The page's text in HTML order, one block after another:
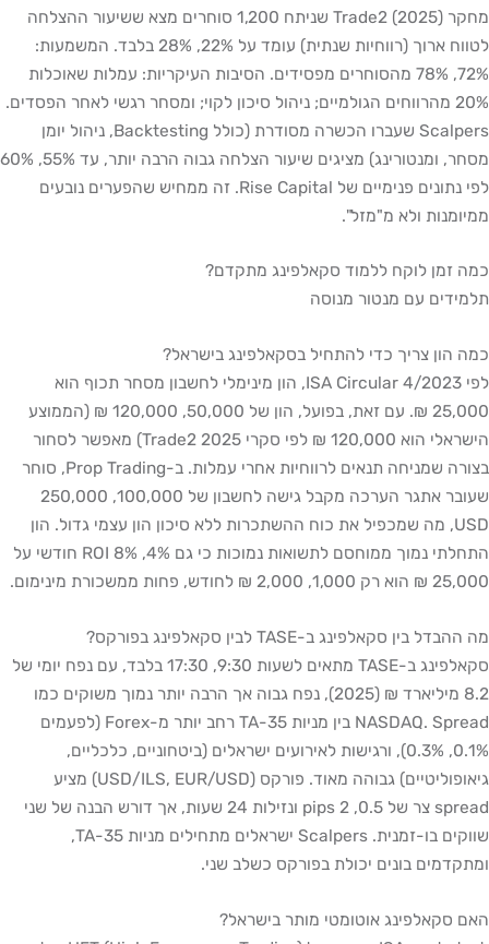
מחקר Trade2 (2025) שניתח 1,200 סוחרים מצא ששיעור ההצלחה
לטווח ארוך (רווחיות שנתית) עומד על 22%, 28% בלבד. המשמעות:
72%, 78% מהסוחרים מפסידים. הסיבות העיקריות: עמלות שאוכלות
20% מהרווחים הגולמיים; ניהול סיכון לקוי; ומסחר רגשי לאחר הפסדים.
Scalpers שעברו הכשרה מסודרת (כולל Backtesting, ניהול יומן
מסחר, ומנטורינג) מציגים שיעור הצלחה גבוה הרבה יותר, עד 55%, 60%
לפי נתונים פנימיים של Rise Capital. זה ממחיש שהפערים נובעים
ממיומנות ולא מ"מזל".
כמה זמן לוקח ללמוד סקאלפינג מתקדם?
תלמידים עם מנטור מנוסה
כמה הון צריך כדי להתחיל בסקאלפינג בישראל?
לפי ISA Circular 4/2023, הון מינימלי לחשבון מסחר תכוף הוא
25,000 ₪. עם זאת, בפועל, הון של 50,000, 120,000 ₪ (הממוצע
הישראלי הוא 120,000 ₪ לפי סקרי Trade2 2025) מאפשר לסחור
בצורה שמניחה תנאים לרווחיות אחרי עמלות. ב-Prop Trading, סוחר
שעובר אתגר הערכה מקבל גישה לחשבון של 100,000, 250,000
USD, מה שמכפיל את כוח ההשתכרות ללא סיכון הון עצמי גדול. הון
התחלתי נמוך ממוחסם לתשואות נמוכות כי גם 4%, 8% ROI חודשי על
25,000 ₪ הוא רק 1,000, 2,000 ₪ לחודש, פחות ממשכורת מינימום.
מה ההבדל בין סקאלפינג ב-TASE לבין סקאלפינג בפורקס?
סקאלפינג ב-TASE מתאים לשעות 9:30, 17:30 בלבד, עם נפח יומי של
8.2 מיליארד ₪ (2025), נפח גבוה אך הרבה יותר נמוך משוקים כמו
NASDAQ. Spread בין מניות TA-35 רחב יותר מ-Forex (לפעמים
0.1%, 0.3%), ורגישות לאירועים ישראלים (ביטחוניים, כלכליים,
גיאופוליטיים) גבוהה מאוד. פורקס (USD/ILS, EUR/USD) מציע
spread צר של 0.5, 2 pips ונזילות 24 שעות, אך דורש הבנה של שני
שווקים בו-זמנית. Scalpers ישראלים מתחילים מניות TA-35,
ומתקדמים בונים יכולת בפורקס כשלב שני.
האם סקאלפינג אוטומטי מותר בישראל?